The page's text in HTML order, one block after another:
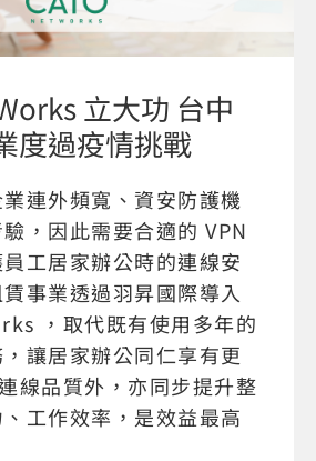
立大功 台中
度過疫情挑戰
連外頻寬、資安防護機
，因此需要合適的 VPN
工居家辦公時的連線安
事業透過羽昇國際導入
，取代既有使用多年的
讓居家辦公同仁享有更
線品質外，亦同步提升整
工作效率，是效益最高